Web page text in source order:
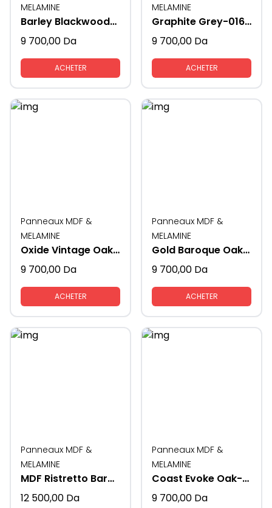
MELAMINE
Barley Blackwood-K021-19MM
9 700,00 Da
ACHETER
MELAMINE
Graphite Grey-0162-19 MM
9 700,00 Da
ACHETER
Panneaux MDF &
MELAMINE
Oxide Vintage Oak-5194-19MM
9 700,00 Da
ACHETER
Panneaux MDF &
MELAMINE
Gold Baroque Oak K535/ 2.10*2.80-19MM
9 700,00 Da
ACHETER
Panneaux MDF &
MELAMINE
MDF Ristretto Baroque Oak-K537-17mm
12 500,00 Da
Panneaux MDF &
MELAMINE
Coast Evoke Oak-K365-19MM
9 700,00 Da